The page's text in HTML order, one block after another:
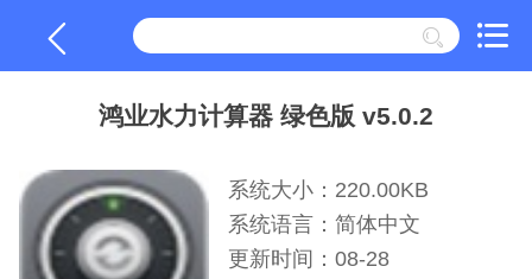
鸿业水力计算器 绿色版 v5.0.2
系统大小：220.00KB
系统语言：简体中文
更新时间：08-28